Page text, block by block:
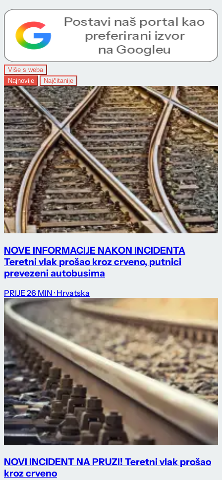
Više s weba
Najnovije
Najčitanije
NOVE INFORMACIJE NAKON INCIDENTA
Teretni vlak prošao kroz crveno, putnici
prevezeni autobusima
PRIJE 26 MIN · Hrvatska
NOVI INCIDENT NA PRUZI! Teretni vlak prošao
kroz crveno